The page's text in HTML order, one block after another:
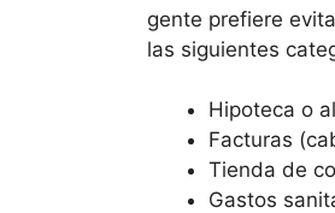
gente prefiere
las siguientes
Hipoteca o
Facturas
Tienda de
Gastos